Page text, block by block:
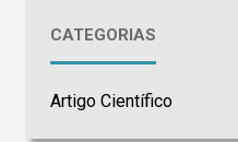
CATEGORIAS
Artigo Científico